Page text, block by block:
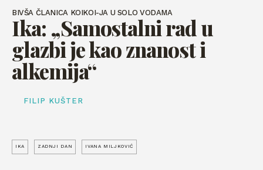
BIVŠA ČLANICA KOIKOI-JA U SOLO VODAMA
Ika: „Samostalni rad u
glazbi je kao znanost i
alkemija“
FILIP KUŠTER
IKA ZADNJI DAN IVANA MILJKOVIĆ